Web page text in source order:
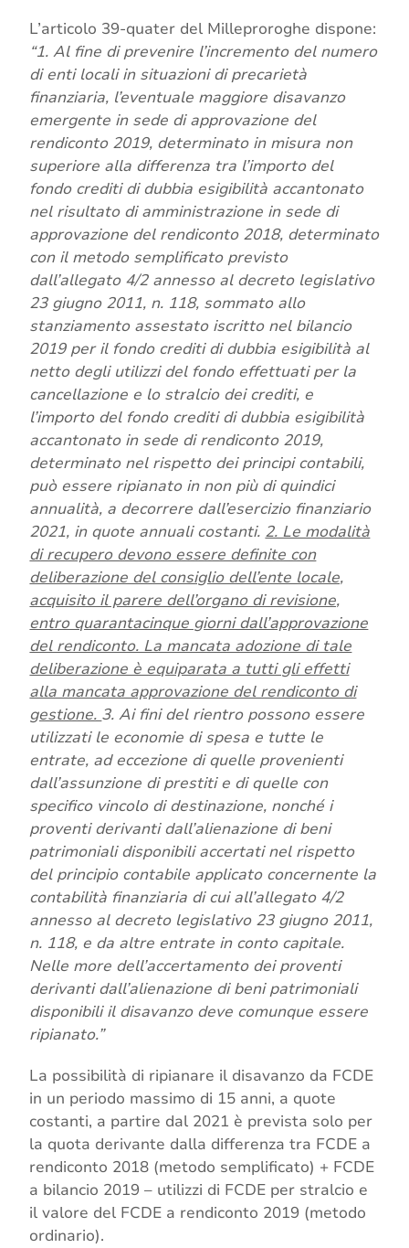
L’articolo 39-quater del Milleproroghe dispone:
“1. Al fine di prevenire l’incremento del numero
di enti locali in situazioni di precarietà
finanziaria, l’eventuale maggiore disavanzo
emergente in sede di approvazione del
rendiconto 2019, determinato in misura non
superiore alla differenza tra l’importo del
fondo crediti di dubbia esigibilità accantonato
nel risultato di amministrazione in sede di
approvazione del rendiconto 2018, determinato
con il metodo semplificato previsto
dall’allegato 4/2 annesso al decreto legislativo
23 giugno 2011, n. 118, sommato allo
stanziamento assestato iscritto nel bilancio
2019 per il fondo crediti di dubbia esigibilità al
netto degli utilizzi del fondo effettuati per la
cancellazione e lo stralcio dei crediti, e
l’importo del fondo crediti di dubbia esigibilità
accantonato in sede di rendiconto 2019,
determinato nel rispetto dei principi contabili,
può essere ripianato in non più di quindici
annualità, a decorrere dall’esercizio finanziario
2021, in quote annuali costanti. 2. Le modalità
di recupero devono essere definite con
deliberazione del consiglio dell’ente locale,
acquisito il parere dell’organo di revisione,
entro quarantacinque giorni dall’approvazione
del rendiconto. La mancata adozione di tale
deliberazione è equiparata a tutti gli effetti
alla mancata approvazione del rendiconto di
gestione. 3. Ai fini del rientro possono essere
utilizzati le economie di spesa e tutte le
entrate, ad eccezione di quelle provenienti
dall’assunzione di prestiti e di quelle con
specifico vincolo di destinazione, nonché i
proventi derivanti dall’alienazione di beni
patrimoniali disponibili accertati nel rispetto
del principio contabile applicato concernente la
contabilità finanziaria di cui all’allegato 4/2
annesso al decreto legislativo 23 giugno 2011,
n. 118, e da altre entrate in conto capitale.
Nelle more dell’accertamento dei proventi
derivanti dall’alienazione di beni patrimoniali
disponibili il disavanzo deve comunque essere
ripianato.”
La possibilità di ripianare il disavanzo da FCDE
in un periodo massimo di 15 anni, a quote
costanti, a partire dal 2021 è prevista solo per
la quota derivante dalla differenza tra FCDE a
rendiconto 2018 (metodo semplificato) + FCDE
a bilancio 2019 – utilizzi di FCDE per stralcio e
il valore del FCDE a rendiconto 2019 (metodo
ordinario).